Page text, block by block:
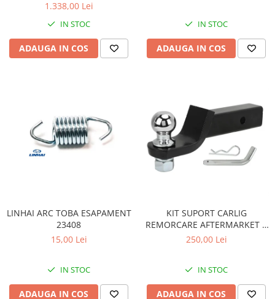
Sistem Alimentare
Piese Snowmobil
Plastice
Aparatoare
Sistem de Răcire
Pompe Apa
1.338,00 Lei
IN STOC
ADAUGA IN COS
IN STOC
ADAUGA IN COS
LINHAI ARC TOBA ESAPAMENT
23408
15,00 Lei
IN STOC
ADAUGA IN COS
KIT SUPORT CARLIG
REMORCARE AFTERMARKET 2
INCH CU BILA SI STIFT 3.4
250,00 Lei
IN STOC
ADAUGA IN COS